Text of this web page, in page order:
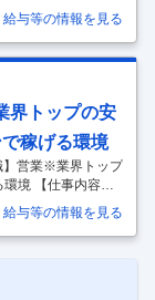
総合資格navi」／
運営◇建設業界専特
管理技士等の資
総合資格学院』を
として資格保有
』には、700超の
給与等の情報を見る
界トップの安
稼げる環境
】営業※業界トップ
境 【仕事内容】
安定性！／未経
事内容】 【知名
ーズインセン＋
が全国で展開する
給与等の情報を見る